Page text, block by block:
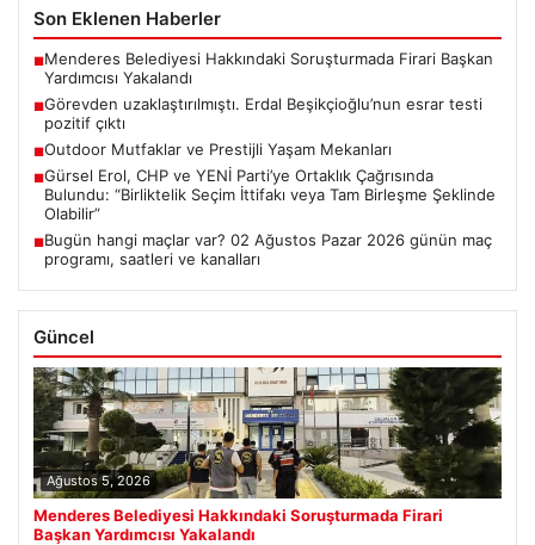
Son Eklenen Haberler
■Menderes Belediyesi Hakkındaki Soruşturmada Firari Başkan
Yardımcısı Yakalandı
■Görevden uzaklaştırılmıştı. Erdal Beşikçioğlu’nun esrar testi
pozitif çıktı
■Outdoor Mutfaklar ve Prestijli Yaşam Mekanları
■Gürsel Erol, CHP ve YENİ Parti’ye Ortaklık Çağrısında
Bulundu: “Birliktelik Seçim İttifakı veya Tam Birleşme Şeklinde
Olabilir”
■Bugün hangi maçlar var? 02 Ağustos Pazar 2026 günün maç
programı, saatleri ve kanalları
Güncel
Ağustos 5, 2026
Menderes Belediyesi Hakkındaki Soruşturmada Firari
Başkan Yardımcısı Yakalandı